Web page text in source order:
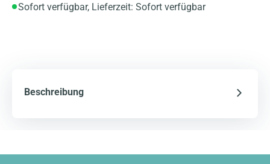
Sofort verfügbar, Lieferzeit: Sofort verfügbar
Beschreibung